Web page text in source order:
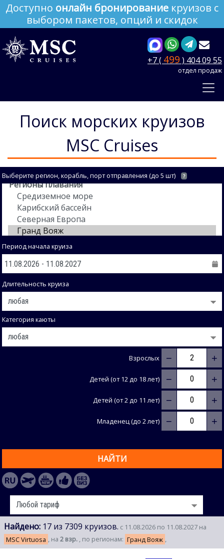
Доступно онлайн бронирование круизов с
выбором пакетов, опций и скидок
+7 ( 499 ) 404 09 55
отдел продаж
Поиск морских круизов
MSC Cruises
Выберите регион, корабль, порт отправления (до 5 шт) ?
Период начала круиза
Длительность круиза
Категория каюты
Взрослых − +
Детей (от 12 до 18 лет) − +
Детей (от 2 до 11 лет) − +
Младенец (до 2 лет) − +
НАЙТИ
Найдено: 17 из 7309 круизов. с 11.08.2026 по 11.08.2027 на
MSC Virtuosa , на 2 взр. , по регионам: Гранд Вояж ,